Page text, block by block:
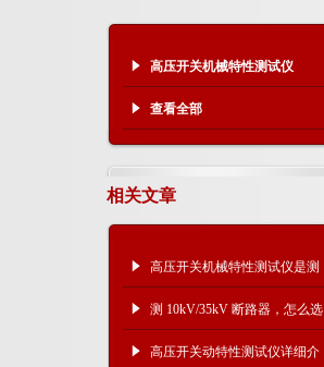
高压开关机械特性测试仪
查看全部
相关文章
高压开关机械特性测试仪是测
什么的？主要作用是什么？
测 10kV/35kV 断路器，怎么选
高压开关机械特性测试仪？
高压开关动特性测试仪详细介